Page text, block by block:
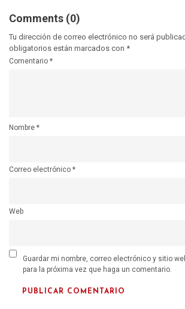
Comments (0)
Tu dirección de correo electrónico no será
obligatorios están marcados con *
Comentario *
Nombre *
Correo electrónico *
Web
Guardar mi nombre, correo electrónico y sitio
para la próxima vez que haga un comentario.